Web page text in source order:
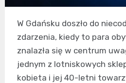
W Gdańsku doszło do
zdarzenia, kiedy to para
znalazła się w centrum
jednym z lotniskowych
kobieta i jej 40-letni